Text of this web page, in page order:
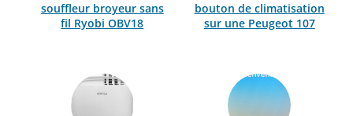
souffleur broyeur sans
fil Ryobi OBV18
bouton de climatisation
sur une Peugeot 107